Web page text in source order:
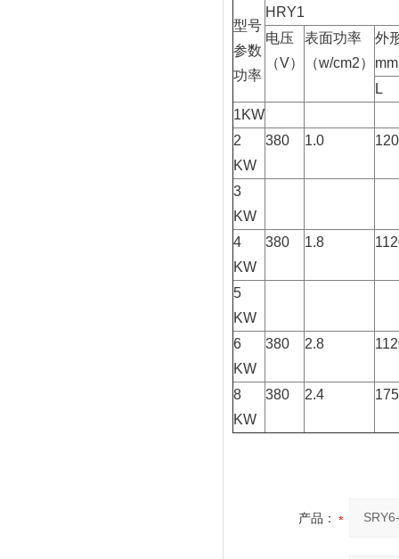
型号
参数
功率
HRY1
电压
（V）
表面功率
（w/cm2）
外
mm
L
1KW
2
KW
380 1.0
3
KW
4
KW
380 1.8
5
KW
6
KW
380 2.8
8
KW
380 2.4
产品：